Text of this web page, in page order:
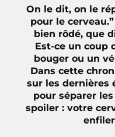
On le dit, on le
pour le
bien rôdé, que
Est-ce un coup
bouger ou un
Dans cette
sur les dernières
pour séparer
spoiler : votre